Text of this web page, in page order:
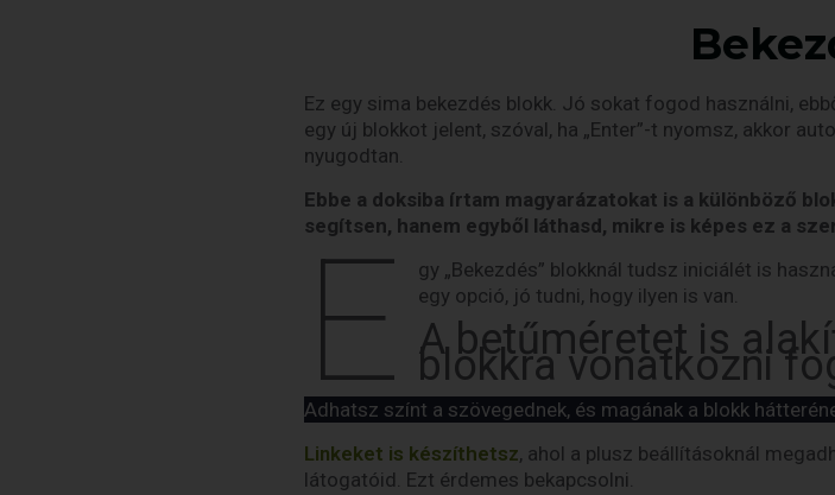
Ez egy sima bekezdés blokk. Jó sokat fogod használni,
egy új blokkot jelent, szóval, ha „Enter”-t nyomsz, akkor
nyugodtan.
Ebbe a doksiba írtam magyarázatokat is a különböző
segítsen, hanem egyből láthasd, mikre is képes ez a
E
gy „Bekezdés” blokknál tudsz iniciálét is
egy opció, jó tudni, hogy ilyen is van.
A betűméretet is
blokkra vonatkozni
Adhatsz színt a szövegednek, és magának a blokk
Linkeket is készíthetsz, ahol a plusz beállításoknál
látogatóid. Ezt érdemes bekapcsolni.